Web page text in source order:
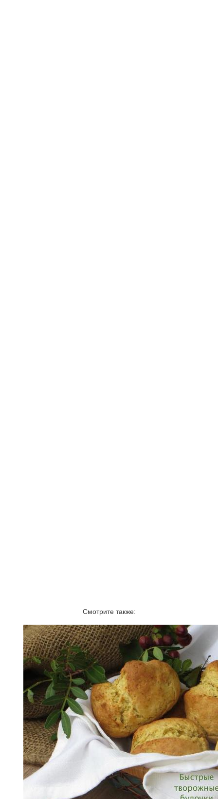
Смотрите также: